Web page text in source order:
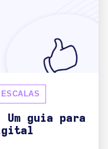
Um guia para